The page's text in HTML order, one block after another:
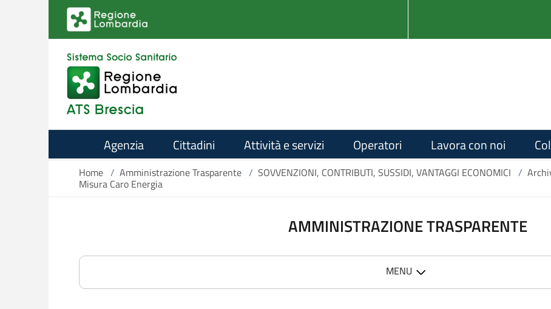
Salta al contenuto principale
Agenzia Cittadini Attività e servizi Operatori Lavora con noi
Home / Amministrazione Trasparente / SOVVENZIONI, CONTRIBUTI, SUSSIDI, VANTAGGI ECONOMICI /
Misura Caro Energia
AMMINISTRAZIONE TRASPARENTE
MENU